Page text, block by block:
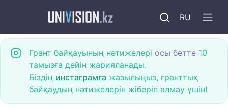
RU
Грант байқауының нәтижелері осы бетте 10
тамызға дейін жарияланады.
Біздің инстаграмға жазылыңыз, гранттық
байқаудың нәтижелерін жіберіп алмау үшін!